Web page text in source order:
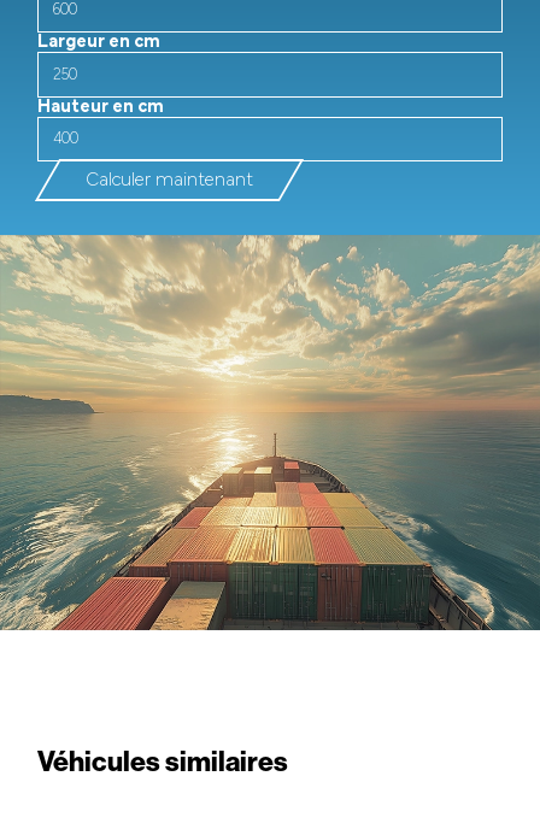
Largeur en cm
Hauteur en cm
Calculer maintenant
Véhicules similaires